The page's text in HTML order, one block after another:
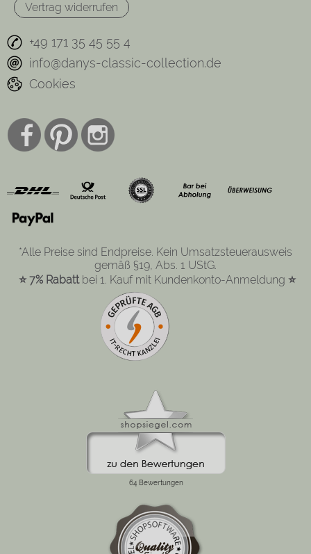
Vertrag widerrufen
+49 171 35 45 55 4
info@danys-classic-collection.de
Cookies
*Alle Preise sind Endpreise. Kein Umsatzsteuerausweis
gemäß §19, Abs. 1 UStG.
⭐ 7% Rabattbei 1. Kauf mit Kundenkonto-Anmeldung ⭐